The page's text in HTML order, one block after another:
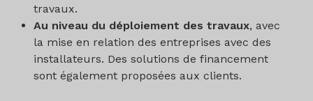
travaux.
Au niveau du déploiement des travaux, avec
la mise en relation des entreprises avec des
installateurs. Des solutions de financement
sont également proposées aux clients.